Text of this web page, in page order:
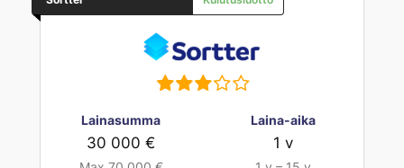
Lainasumma
30 000 €
Laina-aika
1 v